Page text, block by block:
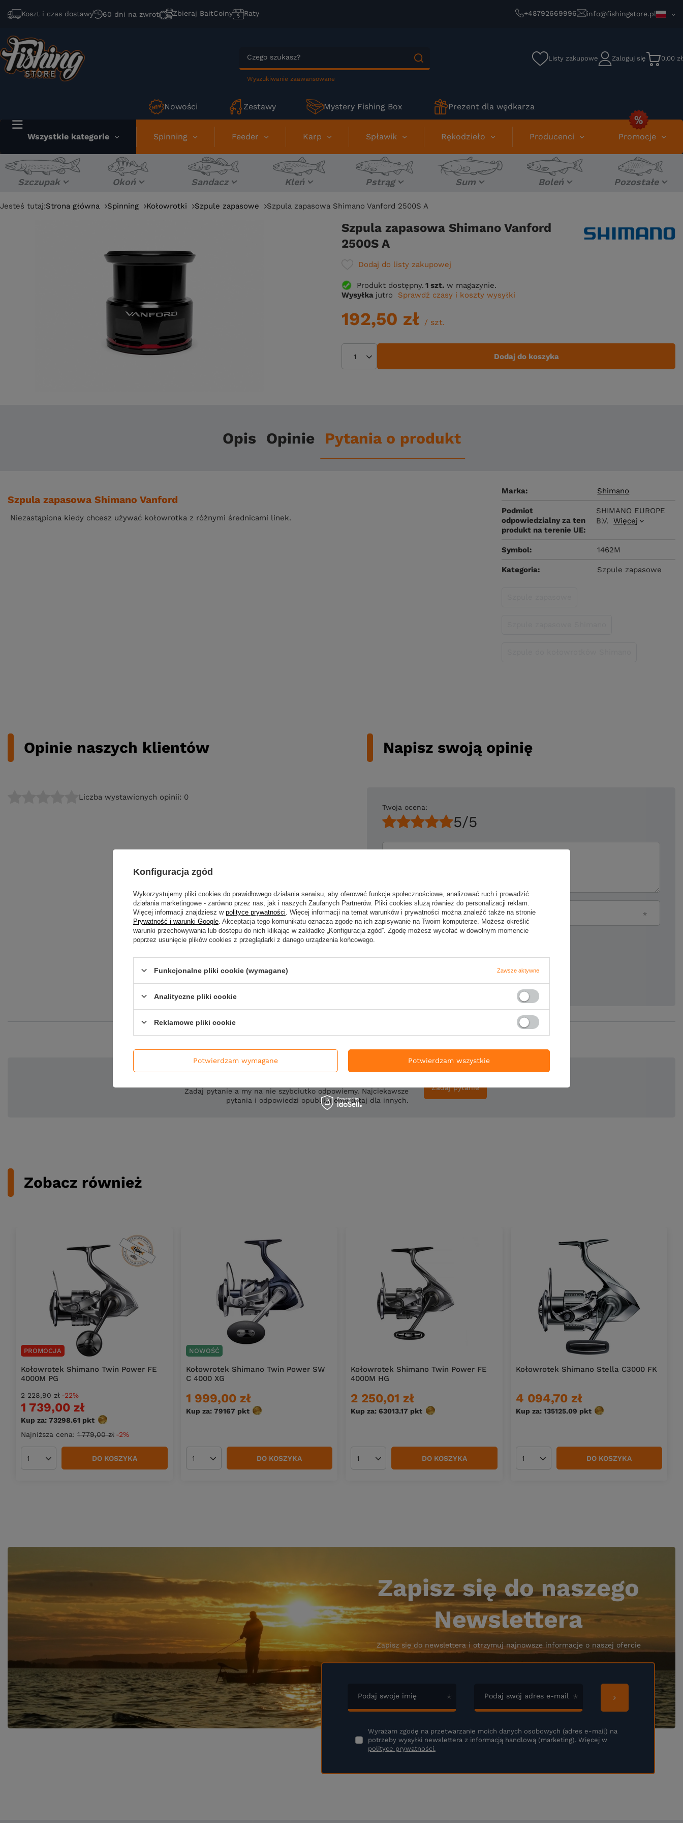
Koszt i czas dostawy 60 dni na zwrot Zbieraj BaitCoiny Raty +48792669996 info@fishingstore.pl
Wyszukiwanie zaawansowane
Listy zakupowe Zaloguj się 0,00 zł
Nowości Zestawy Mystery Fishing Box Prezent dla wędkarza
Wszystkie kategorie Spinning Feeder Karp Spławik Rękodzieło Producenci Promocje
Szczupak Okoń Sandacz Kleń Pstrąg Sum Boleń Pozostałe
Jesteś tutaj:Strona główna Spinning Kołowrotki Szpule zapasowe Szpula zapasowa Shimano Vanford 2500S A
Szpula zapasowa Shimano Vanford
2500S A
Dodaj do listy zakupowej
Produkt dostępny 1 szt. w magazynie.
Wysyłka jutro Sprawdź czasy i koszty wysyłki
192,50 zł / szt.
Dodaj do koszyka
Opis Opinie Pytania o produkt
Marka Shimano
Podmiot
odpowiedzialny za ten
produkt na terenie UE
SHIMANO EUROPE
B.V.
Więcej
Symbol 1462M
Kategoria Szpule zapasowe
Szpula zapasowa Shimano Vanford
Niezastąpiona kiedy chcesz używać kołowrotka z różnymi średnicami linek.
Opinie naszych klientów
Liczba wystawionych opinii: 0
Napisz swoją opinię
Twoja ocena:
5/5
Twoje imię Twój email
Potrzebujesz pomocy? Masz pytania?
Zadaj pytanie a my na nie szybciutko odpowiemy. Najciekawsze
pytania i odpowiedzi opublikujemy tutaj dla innych.
Zadaj pytanie
Zobacz również
PROMOCJA
Kołowrotek Shimano Twin Power FE
4000M PG
1 739,00 zł
Kup za: 73298.61 pkt punktów
Najniższa cena: 1 779,00 zł -2%
2 228,90 zł -22%
Ilość produktów DO KOSZYKA
NOWOŚĆ
Kołowrotek Shimano Twin Power SW
C 4000 XG
1 999,00 zł
Kup za: 79167 pktpunktów
Ilość produktów DO KOSZYKA
Kołowrotek Shimano Twin Power FE
4000M HG
2 250,01 zł
Kup za: 63013.17 pkt punktów
Ilość produktów DO KOSZYKA
Kołowrotek Shimano Stella C3000 FK
4 094,70 zł
Kup za: 135125.09 pktpunktów
Ilość produktów DO KOSZYKA
Zapisz się do naszego
Newslettera
Zapisz się do newslettera i otrzymuj najnowsze informacje o naszej ofercie
Podaj swoje imię Podaj swój adres e-mail
Wyrażam zgodę na przetwarzanie moich danych osobowych (adres e-mail) na
potrzeby wysyłki newslettera z informacją handlową (marketing). Więcej w
polityce prywatności.
Konfiguracja zgód
Wykorzystujemy pliki cookies do prawidłowego działania serwisu, aby oferować funkcje społecznościowe, analizować ruch i prowadzić
działania marketingowe - zarówno przez nas, jak i naszych Zaufanych Partnerów. Pliki cookies służą również do personalizacji reklam.
Więcej informacji znajdziesz w polityce prywatności . Więcej informacji na temat warunków i prywatności można znaleźć także na stronie
Prywatność i warunki Google . Akceptacja tego komunikatu oznacza zgodę na ich zapisywanie na Twoim komputerze. Możesz określić
warunki przechowywania lub dostępu do nich klikając w zakładkę „Konfiguracja zgód”. Zgodę możesz wycofać w dowolnym momencie
poprzez usunięcie plików cookies z przeglądarki z danego urządzenia końcowego.
Funkcjonalne pliki cookie (wymagane) Zawsze aktywne
Analityczne pliki cookie
Reklamowe pliki cookie
Potwierdzam wymagane Potwierdzam wszystkie